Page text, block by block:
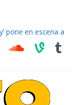
a la hora de
pone en escena a
7 provincias en 8